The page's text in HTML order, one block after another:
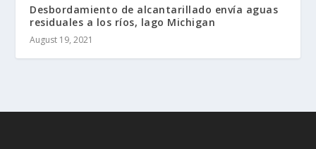
Desbordamiento de alcantarillado envía aguas
residuales a los ríos, lago Michigan
August 19, 2021